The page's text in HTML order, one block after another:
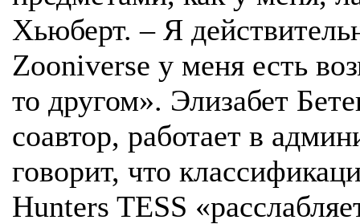
Хьюберт. – Я
Zooniverse у меня есть
то другом». Элизабет
соавтор, работает в
говорит, что
Hunters TESS